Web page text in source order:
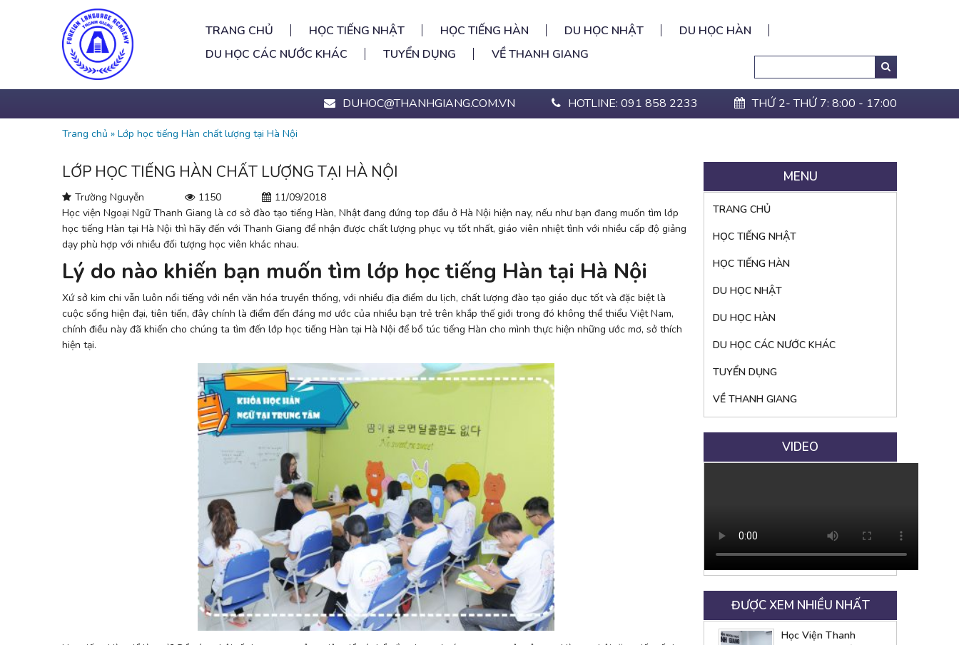
kiếm:
Search
TRANG CHỦ HỌC TIẾNG NHẬT HỌC TIẾNG HÀN DU HỌC NHẬT
DU HỌC HÀN
DU HỌC CÁC NƯỚC KHÁC
TUYỂN DỤNG VỀ THANH GIANG
DUHOC@THANHGIANG.COM.VN HOTLINE: 091 858 2233 THỨ 2- THỨ 7: 8:00 - 17:00
Trang chủ » Lớp học tiếng Hàn chất lượng tại Hà Nội
LỚP HỌC TIẾNG HÀN CHẤT LƯỢNG TẠI HÀ NỘI
Trường Nguyễn 1150
11/09/2018
Học viện Ngoại Ngữ Thanh Giang là cơ sở đào tạo tiếng Hàn, Nhật đang đứng top đầu ở Hà Nội hiện nay, nếu như bạn đang muốn tìm lớp
học tiếng Hàn tại Hà Nội thì hãy đến với Thanh Giang để nhận được chất lượng phục vụ tốt nhất, giáo viên nhiệt tình với nhiều cấp độ giảng
dạy phù hợp với nhiều đối tượng học viên khác nhau.
Lý do nào khiến bạn muốn tìm lớp học tiếng Hàn tại Hà Nội
Xứ sở kim chi vẫn luôn nổi tiếng với nền văn hóa truyền thống, với nhiều địa điểm du lịch, chất lượng đào tạo giáo dục tốt và đặc biệt là
cuộc sống hiện đại, tiên tiến, đây chính là điểm đến đáng mơ ước của nhiều bạn trẻ trên khắp thế giới trong đó không thể thiểu Việt Nam,
chính điều này đã khiến cho chúng ta tìm đến lớp học tiếng Hàn tại Hà Nội để bổ túc tiếng Hàn cho mình thực hiện những ước mơ, sở thích
hiện tại.
MENU
TRANG CHỦ
HỌC TIẾNG NHẬT
HỌC TIẾNG HÀN
DU HỌC NHẬT
DU HỌC HÀN
DU HỌC CÁC NƯỚC KHÁC
TUYỂN DỤNG
VỀ THANH GIANG
VIDEO
ĐƯỢC XEM NHIỀU NHẤT
Học Viện Thanh